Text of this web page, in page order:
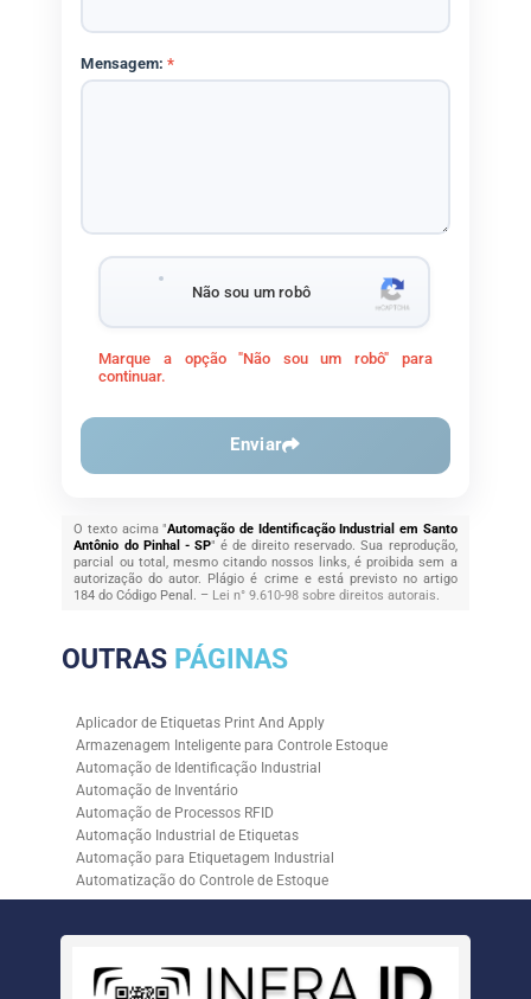
Mensagem:*
Não sou um robô
Marque a opção "Não sou um robô" para
continuar.
Enviar
O texto acima "Automação de Identificação Industrial em Santo
Antônio do Pinhal - SP" é de direito reservado. Sua reprodução,
parcial ou total, mesmo citando nossos links, é proibida sem a
autorização do autor. Plágio é crime e está previsto no artigo
184 do Código Penal. – Lei n° 9.610-98 sobre direitos autorais.
OUTRAS PÁGINAS
Aplicador de Etiquetas Print And Apply
Armazenagem Inteligente para Controle Estoque
Automação de Identificação Industrial
Automação de Inventário
Automação de Processos RFID
Automação Industrial de Etiquetas
Automação para Etiquetagem Industrial
Automatização do Controle de Estoque
Controle de Estoque com RFID
Empresa de Automação para Processos Logísticos
Empresa de Rastreabilidade Industrial